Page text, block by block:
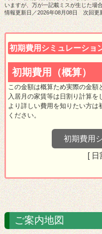
いますが、万が一記載ミスが生じた場
情報更新日／2026年08月08日 次回更
ご案内地図